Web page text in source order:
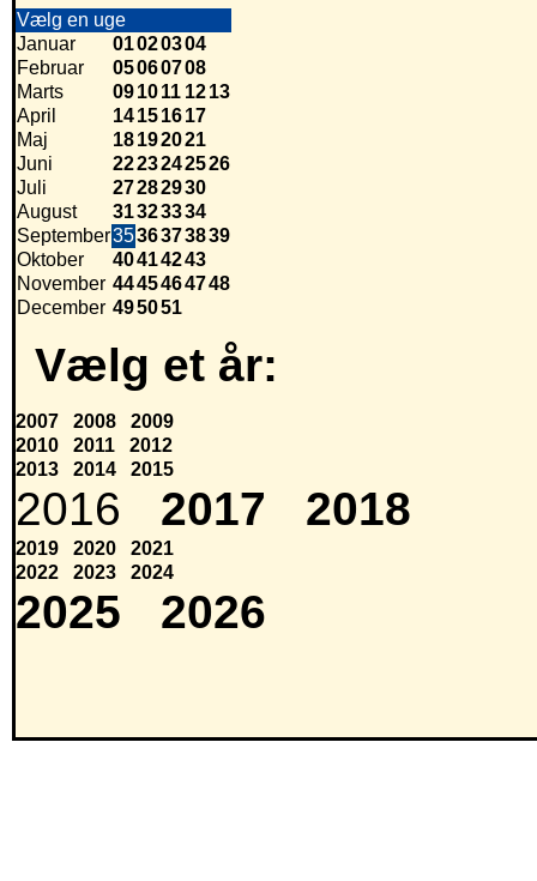
Vælg en uge
Januar
01020304
Februar
05060708
Marts
091011 1213
April
14151617
Maj
18192021
Juni
2223242526
Juli
27282930
August
31323334
September3536373839
Oktober
40414243
November 4445464748
December 495051
Vælg et år:
2007 2008
2009
2010
2011
2012
2013
2014 2015
2016 2017 2018
2019 2020
2021
2022
2023 2024
2025 2026